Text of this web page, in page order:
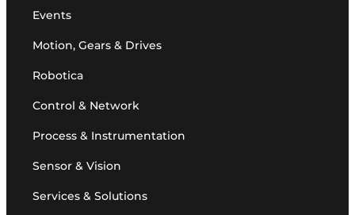
Events
Motion, Gears & Drives
Robotica
Control & Network
Process & Instrumentation
Sensor & Vision
Services & Solutions